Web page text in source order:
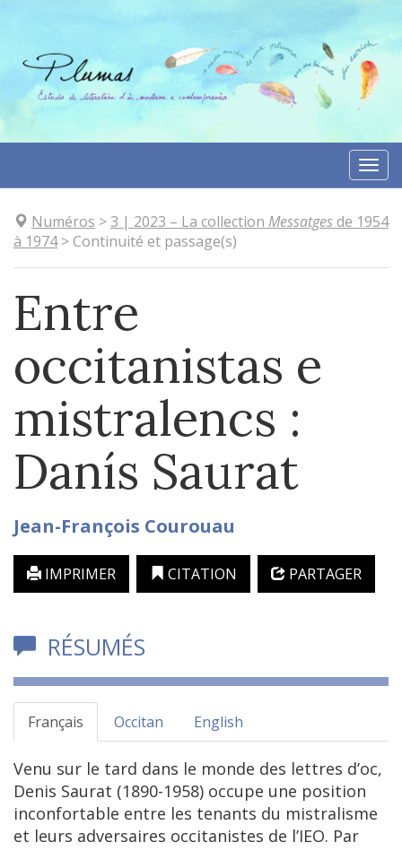
contenu
Numéros >3 | 2023 – La collection Messatgesde 1954
à 1974>Continuité et passage(s)
Entre
occitanistas e
mistralencs :
Danís Saurat
Jean-François Courouau
IMPRIMER CITATION PARTAGER
RÉSUMÉS
Français Occitan English
Venu sur le tard dans le monde des lettres d’oc,
Denis Saurat (1890-1958) occupe une position
inconfortable entre les tenants du mistralisme
et leurs adversaires occitanistes de l’IEO. Par